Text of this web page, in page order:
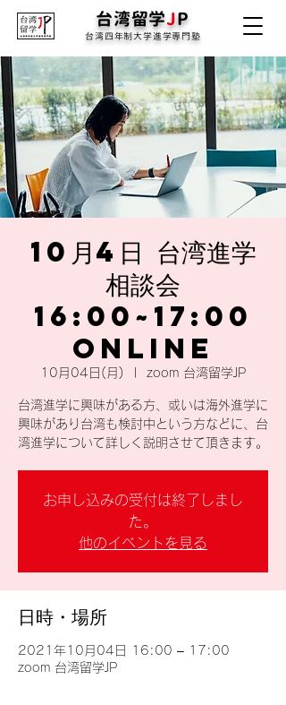
台湾留学JP
台湾四年制大学進学専門塾
10月4日 台湾進学
相談会
16:00~17:00
online
10月04日(月) zoom 台湾留学JP
台湾進学に興味がある方、或いは海外進学に
興味があり台湾も検討中という方などに、台
湾進学について詳しく説明させて頂きます。
お申し込みの受付は終了しまし
た。
他のイベントを見る
日時・場所
2021年10月04日 16:00 – 17:00
zoom 台湾留学JP